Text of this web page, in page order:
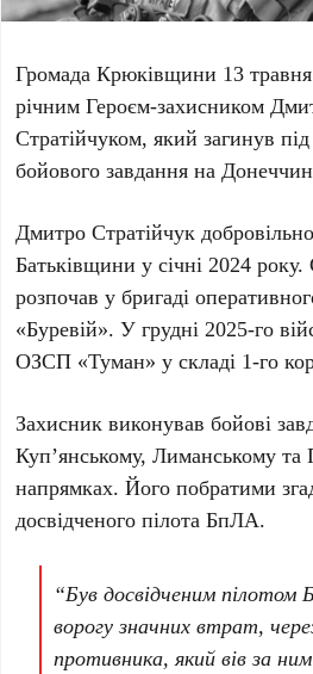
ГромадаКрюківщини 13 травня
річним Героєм-захисником
Стратійчуком, який загинув
бойового завдання на
Дмитро Стратійчук
Батьківщини усічні 2024 року.
розпочав у бригаді
«Буревій». Угрудні 2025-го
ОЗСП «Туман» у складі 1-го
Захисник виконував бойові
Куп’янському,Лиманському та
напрямках. Його побратими
досвідченого пілота БпЛА.
“Був досвідченим пілотом
ворогу значних втрат,
противника, який вів за